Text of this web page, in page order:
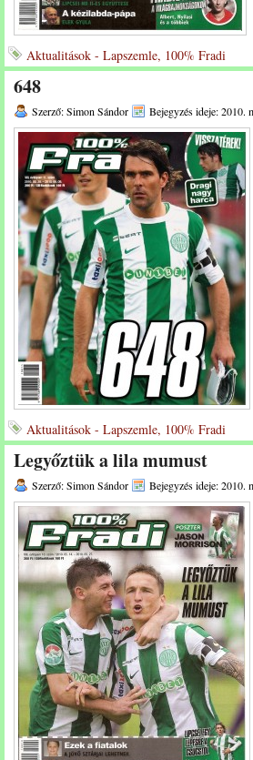
Aktualitások - Lapszemle, 100% Fradi
648
Szerző: Simon Sándor Bejegyzés ideje: 2010.
Aktualitások - Lapszemle, 100% Fradi
Legyőztük a lila mumust
Szerző: Simon Sándor Bejegyzés ideje: 2010.